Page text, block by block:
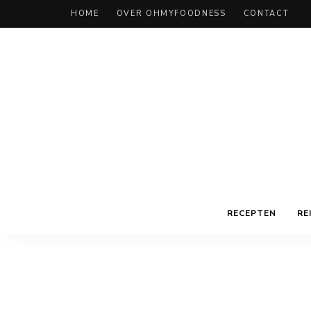
HOME OVER OHMYFOODNESS CONTACT
RECEPTEN